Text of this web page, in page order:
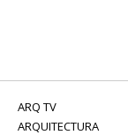
ARQ TV
ARQUITECTURA